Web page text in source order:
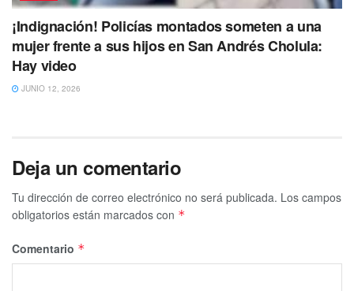
¡Indignación! Policías montados someten a una
mujer frente a sus hijos en San Andrés Cholula:
Hay video
JUNIO 12, 2026
Deja un comentario
Tu dirección de correo electrónico no será publicada. Los campos
obligatorios están marcados con *
Comentario *